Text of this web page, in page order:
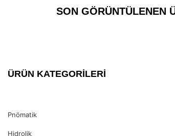
SON GÖRÜNTÜLENEN
ÜRÜN KATEGORİLERİ
Pnömatik
Hidrolik